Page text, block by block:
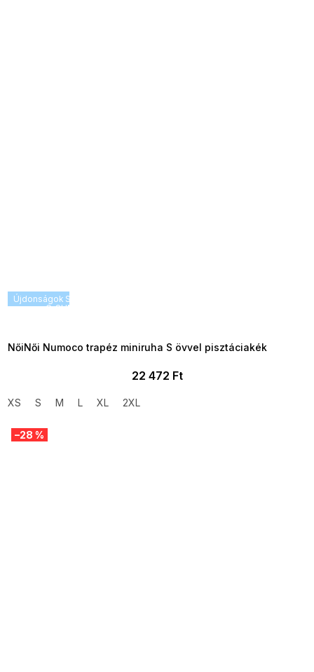
Újdonságok SUMMER SALE -35% ?
G_SUMMER35:35:HUF:P:f!2026-
NőiNői Numoco trapéz miniruha S övvel pisztáciakék
22 472 Ft
XS S M L XL 2XL
–28 %